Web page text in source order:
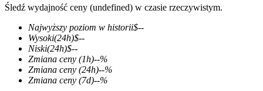
Kontrakty terminowe COIN-M
Kontrakty terminowe na kryptowaluty
TradFi
Śledź wydajność ceny (undefined) w czasie rzeczywistym.
Najwyższy poziom w historii$--
Wysoki(24h)$--
Niski(24h)$--
Zmiana ceny (1h)--%
Zmiana ceny (24h)--%
Zmiana ceny (7d)--%